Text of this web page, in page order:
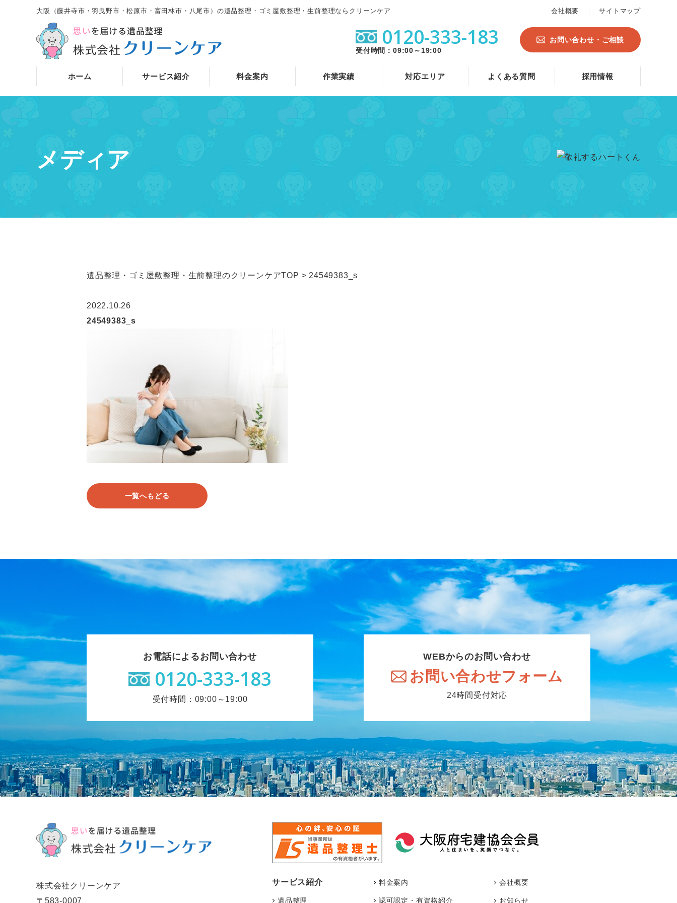
大阪（藤井寺市・羽曳野市・松原市・富田林市・八尾市）の遺品整理・ゴミ屋敷整理・生前整理ならクリーンケア 会社概要 サイトマップ
0120-333-183
受付時間：09:00～19:00
お問い合わせ・ご相談
ホーム サービス紹介 料金案内 作業実績 対応エリア よくある質問 採用情報
メディア
遺品整理・ゴミ屋敷整理・生前整理のクリーンケアTOP > 24549383_s
2022.10.26
24549383_s
一覧へもどる
お電話によるお問い合わせ
0120-333-183
受付時間：09:00～19:00
WEBからのお問い合わせ
お問い合わせフォーム
24時間受付対応
株式会社クリーンケア
〒583-0007
サービス紹介
遺品整理
料金案内
認可認定・有資格紹介
会社概要
お知らせ